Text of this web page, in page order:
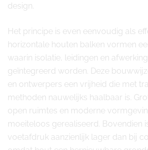
design.
Het principe is even eenvoudig als
horizontale houten balken vormen
waarin isolatie, leidingen en
geïntegreerd worden. Deze
en ontwerpers een vrijheid die met
methoden nauwelijks haalbaar is.
open ruimtes en moderne
moeiteloos gerealiseerd. Bovendien
voetafdruk aanzienlijk lager dan bij